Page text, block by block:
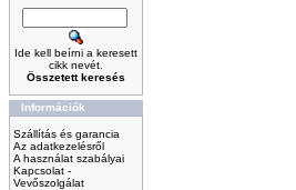
Ide kell beírni a keresett
cikk nevét.
Összetett keresés
Információk
Szállítás és garancia
Az adatkezelésről
A használat szabályai
Kapcsolat -
Vevőszolgálat